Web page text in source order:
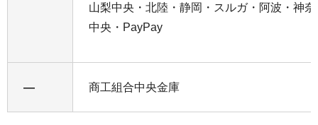
山梨中央・北陸・静岡・スルガ・阿波・神
中央・PayPay
― 商工組合中央金庫